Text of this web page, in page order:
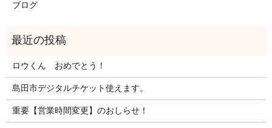
ブログ
ロウくん おめでとう！
島田市デジタルチケット使えます。
重要【営業時間変更】のおしらせ！